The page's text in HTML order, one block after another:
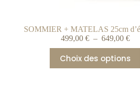
SOMMIER + MATELAS 25cm
499,00 € – 649,00 €
Choix des options